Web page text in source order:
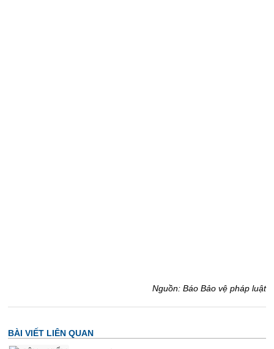
Nguồn: Báo Bảo vệ pháp luật
BÀI VIẾT LIÊN QUAN